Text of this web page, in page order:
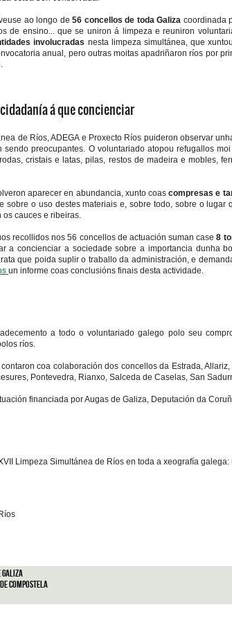
ao longo de 56 concellos de toda Galiza coordinada
de ensino... que se uniron á limpeza e reuniron
involucradas nesta limpeza simultánea, que
anual, pero outras moitas apadriñaron ríos por
á que concienciar
de Ríos, ADEGA e Proxecto Ríos puideron observar
preocupantes. O voluntariado atopou refugallos
cristais e latas, pilas, restos de madeira e mobles,
aparecer en abundancia, xunto coascompresas e
sobre o uso destes materiais e, sobre todo, sobre o
os cauces e ribeiras.
recollidos nos 56 concellos de actuación suman case 8
a concienciar a sociedade sobre a importancia dunha
que poida suplir o traballo da administración, e
un informe coas conclusións finais desta actividade.
a todo o voluntariado galego polo seu
ríos.
coa colaboración dos concellos da Estrada,
Pontevedra, Rianxo, Salceda de Caselas, San
financiada por Augas de Galiza, Deputación da
Limpeza Simultánea de Ríos en toda a xeografía galega:
Galiza
Compostela